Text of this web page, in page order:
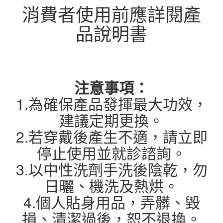
消費者使用前應詳閱產
品說明書
注意事項：
1.為確保產品發揮最大功效，
建議定期更換。
2.若穿戴後產生不適，請立即
停止使用並就診諮詢。
3.以中性洗劑手洗後陰乾，勿
日曬、機洗及熱烘。
4.個人貼身用品，弄髒、毀
損、清潔過後，恕不退換。